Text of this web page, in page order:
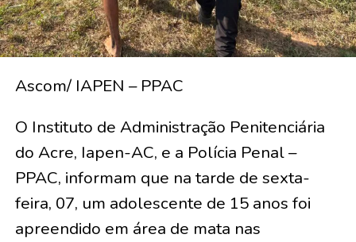
Ascom/ IAPEN – PPAC
O Instituto de Administração Penitenciária
do Acre, Iapen-AC, e a Polícia Penal –
PPAC, informam que na tarde de sexta-
feira, 07, um adolescente de 15 anos foi
apreendido em área de mata nas